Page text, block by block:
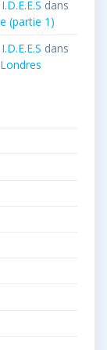
dans
(partie 1)
dans